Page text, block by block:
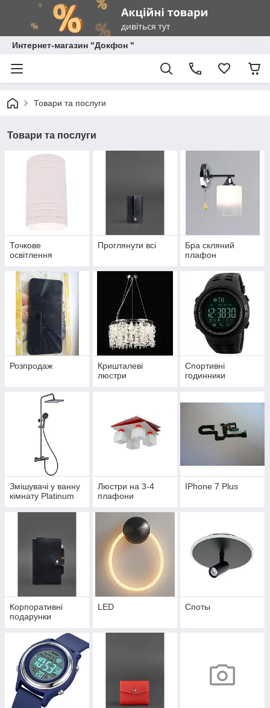
Интернет-магазин "Докфон "
Товари та послуги
Товари та послуги
Точкове
освітлення
Проглянути всі
Бра скляний
плафон
Розпродаж
Кришталеві
люстри
Спортивні
годинники
Змішувачі у ванну
кімнату Platinum
Люстри на 3-4
плафони
IPhone 7 Plus
Корпоративні
подарунки
LED Споты